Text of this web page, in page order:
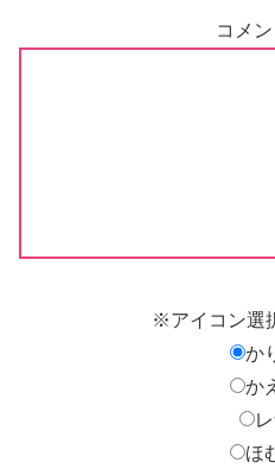
コメン
※アイコン選
か
か
ほ